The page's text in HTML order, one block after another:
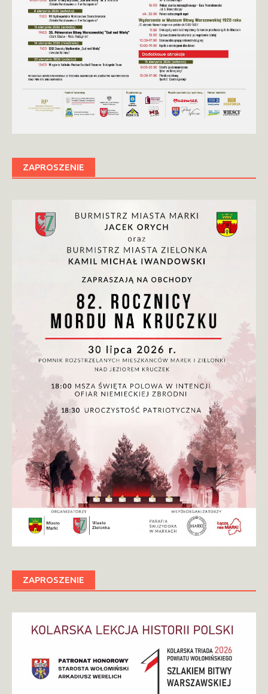
ZAPROSZENIE
ZAPROSZENIE